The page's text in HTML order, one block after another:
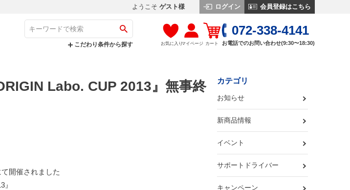
ようこそ ゲスト様 ログイン 会員登録はこちら
こだわり条件から探す お気に入りマイページ カート
072-338-4141
お電話でのお問い合わせ(9:30〜18:30)
Labo. CUP 2013』無事終
開催されました
カテゴリ
お知らせ
新商品情報
イベント
サポートドライバー
キャンペーン